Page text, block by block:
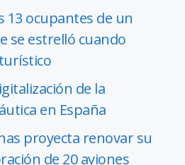
13 ocupantes de un
se estrelló cuando
de la
en España
proyecta renovar su
de 20 aviones